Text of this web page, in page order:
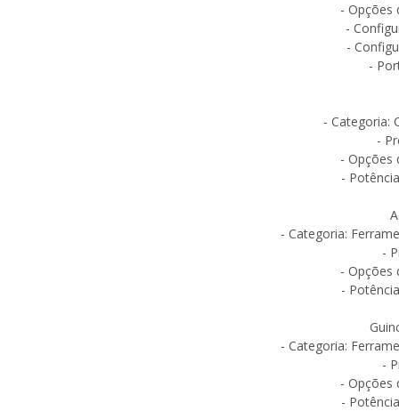
- Opções
-
-
-
- Categoria:
-
- Opções
-
- Categoria:
-
- Opções
-
- Categoria:
-
- Opções
-